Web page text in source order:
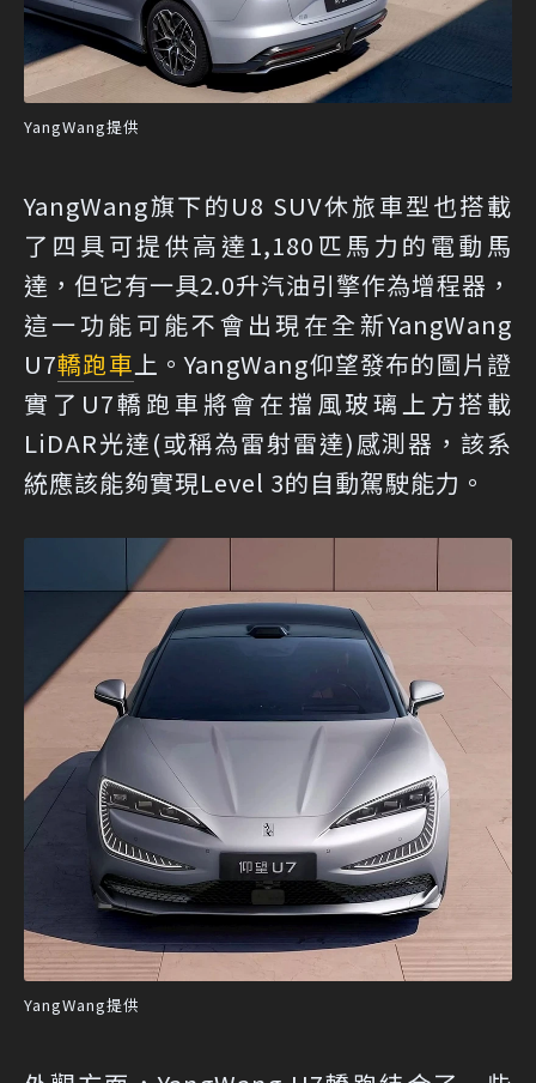
YangWang提供
YangWang旗下的U8 SUV休旅車型也搭載
了四具可提供高達1,180匹馬力的電動馬
達，但它有一具2.0升汽油引擎作為增程器，
這一功能可能不會出現在全新YangWang
U7轎跑車上。YangWang仰望發布的圖片證
實了U7轎跑車將會在擋風玻璃上方搭載
LiDAR光達(或稱為雷射雷達)感測器，該系
統應該能夠實現Level 3的自動駕駛能力。
YangWang提供